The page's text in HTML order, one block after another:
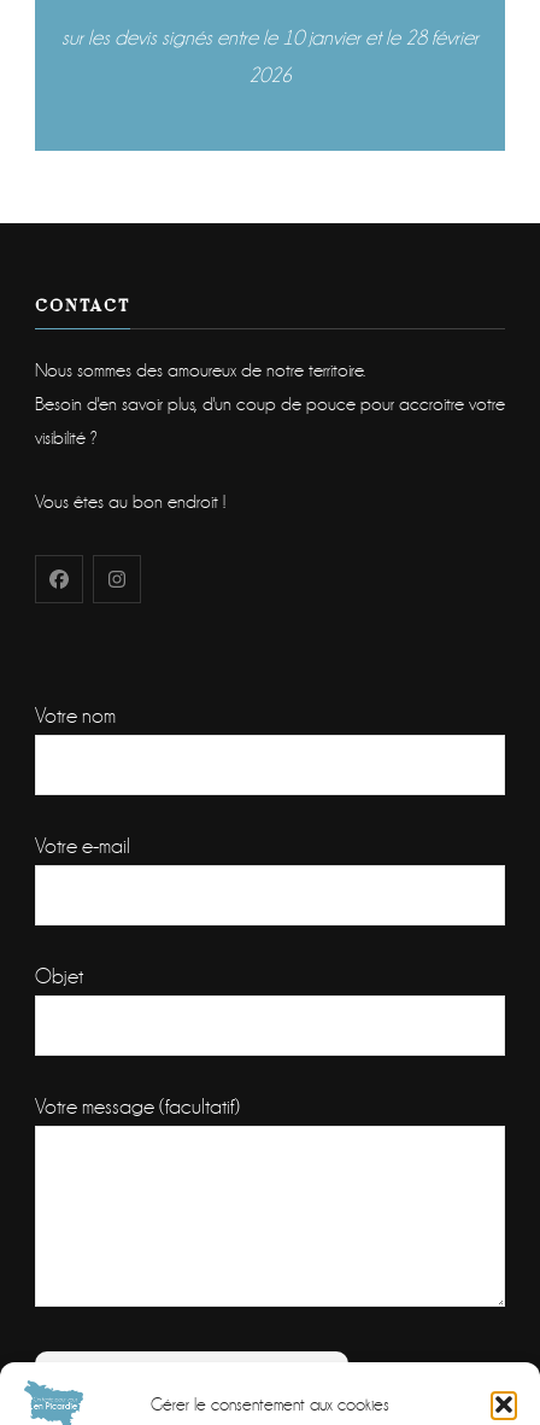
Gérer le consentement aux cookies
sur les devis signés entre le 10 janvier et le 28 février
2026
CONTACT
Nous sommes des amoureux de notre territoire.
Besoin d'en savoir plus, d'un coup de pouce pour accroitre votre
visibilité ?
Vous êtes au bon endroit !
Votre nom
Votre e-mail
Objet
Votre message (facultatif)
Veuillez laisser ce champ vide.
Combien font